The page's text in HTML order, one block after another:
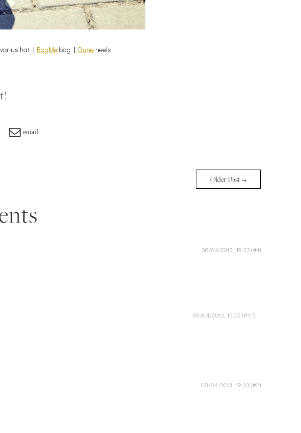
hat | BagMe bag | Dune heels
email
Older Post →
08/04/2013, 19:33
09/04/2013, 15:52
08/04/2013, 19:33